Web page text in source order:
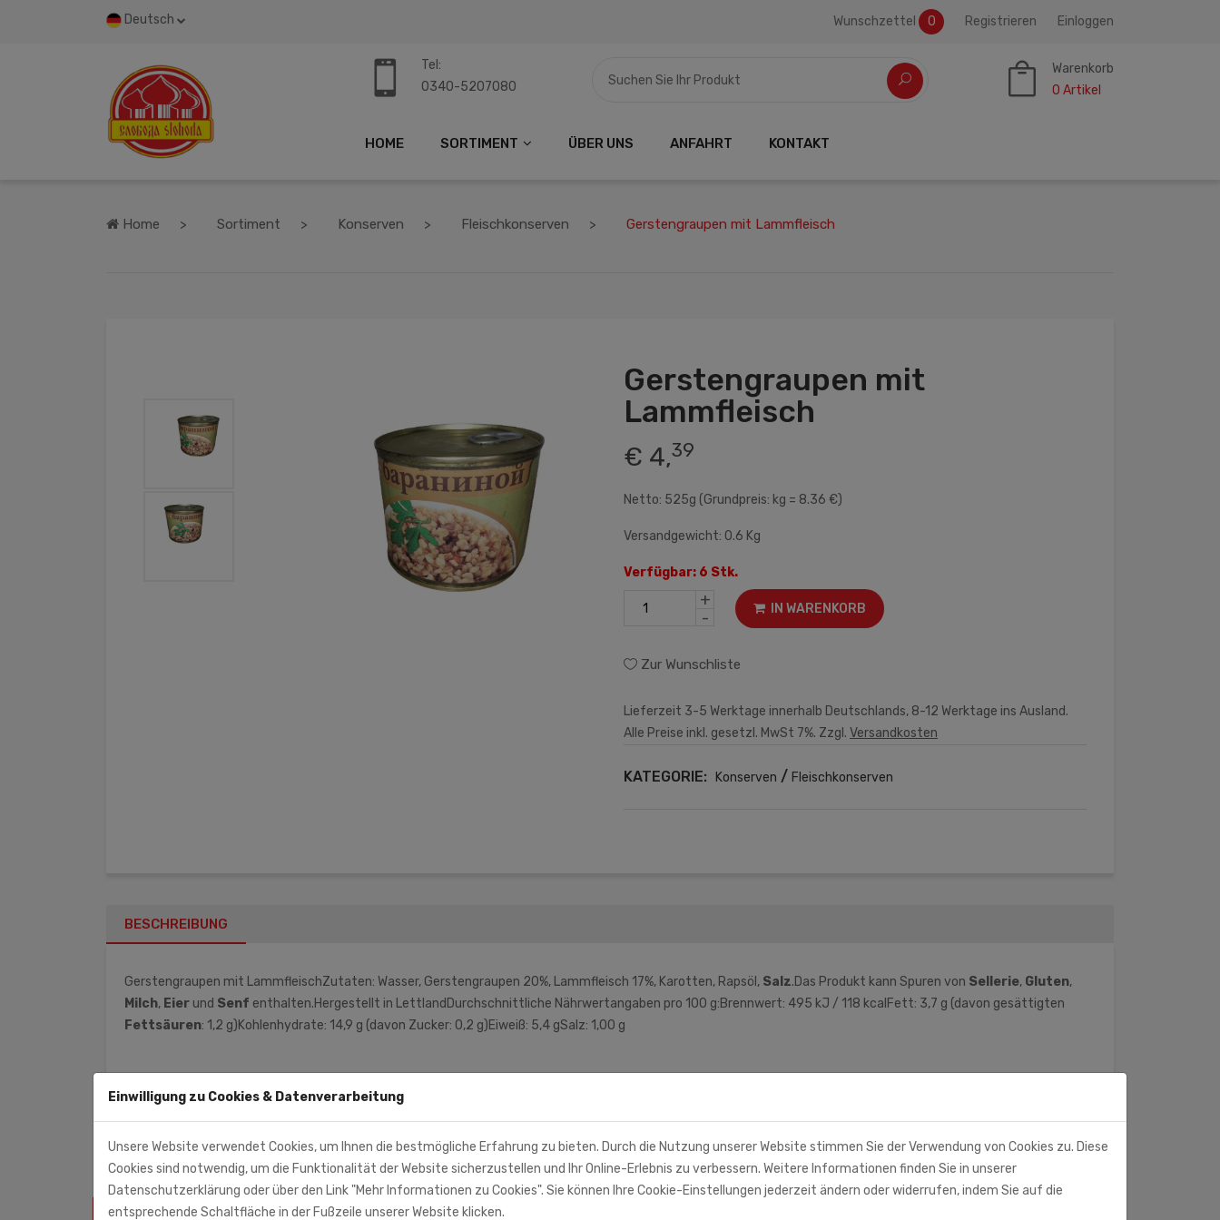
Deutsch Wunschzettel 0 Registrieren Einloggen
Tel:
0340-5207080
Warenkorb
0 Artikel
HOME SORTIMENT ÜBER UNS ANFAHRT KONTAKT
Home Sortiment Konserven Fleischkonserven Gerstengraupen mit Lammfleisch
Gerstengraupen mit
Lammfleisch
€ 4,39
Netto: 525g (Grundpreis: kg = 8.36 €)
Versandgewicht: 0.6 Kg
Verfügbar: 6 Stk.
+
-
IN WARENKORB
Zur Wunschliste
Lieferzeit 3-5 Werktage innerhalb Deutschlands, 8-12 Werktage ins Ausland.
Alle Preise inkl. gesetzl. MwSt 7%. Zzgl. Versandkosten
KATEGORIE: Konserven / Fleischkonserven
BESCHREIBUNG
Gerstengraupen mit LammfleischZutaten: Wasser, Gerstengraupen 20%, Lammfleisch 17%, Karotten, Rapsöl, Salz.Das Produkt kann Spuren von Sellerie, Gluten,
Milch, Eier und Senf enthalten.Hergestellt in LettlandDurchschnittliche Nährwertangaben pro 100 g:Brennwert: 495 kJ / 118 kcalFett: 3,7 g (davon gesättigten
Fettsäuren: 1,2 g)Kohlenhydrate: 14,9 g (davon Zucker: 0,2 g)Eiweiß: 5,4 gSalz: 1,00 g
Steinmannweg 5
53844 Troisdorf
Einwilligung zu Cookies & Datenverarbeitung
Unsere Website verwendet Cookies, um Ihnen die bestmögliche Erfahrung zu bieten. Durch die Nutzung unserer Website stimmen Sie der Verwendung von Cookies zu. Diese
Cookies sind notwendig, um die Funktionalität der Website sicherzustellen und Ihr Online-Erlebnis zu verbessern. Weitere Informationen finden Sie in unserer
Datenschutzerklärung oder über den Link "Mehr Informationen zu Cookies". Sie können Ihre Cookie-Einstellungen jederzeit ändern oder widerrufen, indem Sie auf die
entsprechende Schaltfläche in der Fußzeile unserer Website klicken.